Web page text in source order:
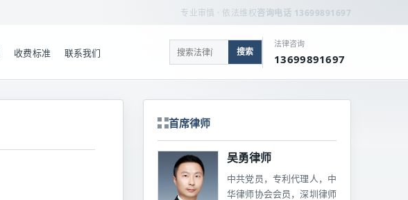
专业审慎 · 依法维权咨询电话 13699891697
收费标准 联系我们 搜索
法律咨询
13699891697
首席律师
吴勇律师
中共党员，专利代理人，中
华律师协会会员，深圳律师